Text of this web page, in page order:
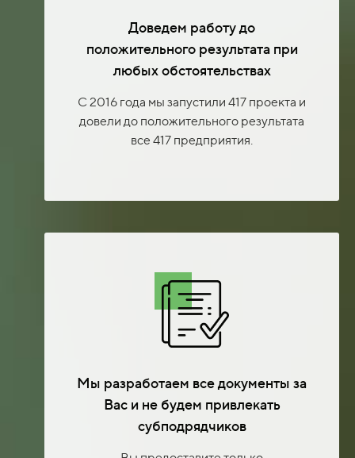
Доведем работу до
положительного результата при
любых обстоятельствах
С 2016 года мы запустили 417 проекта и
довели до положительного результата
все 417 предприятия.
Мы разработаем все документы за
Вас и не будем привлекать
субподрядчиков